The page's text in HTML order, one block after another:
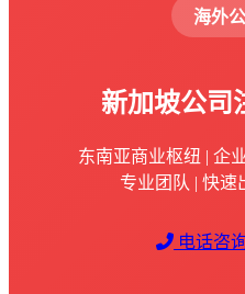
海外
新加坡公司
东南亚商业枢纽 | 企
专业团队 | 快速
电话咨